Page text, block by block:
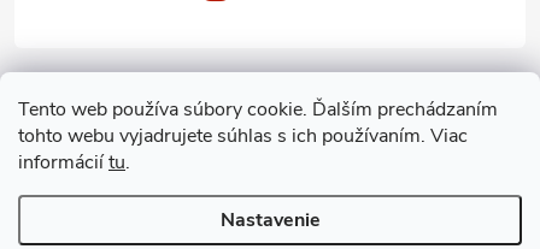
Tento web používa súbory cookie. Ďalším prechádzaním
tohto webu vyjadrujete súhlas s ich používaním. Viac
informáciítu.
Nastavenie
Informácie pre vás
Blog